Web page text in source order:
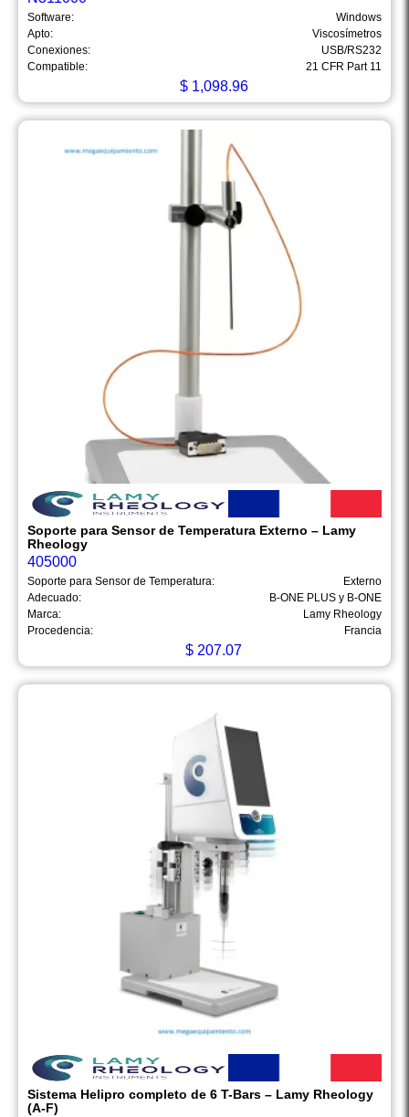
Software:
Windows
Apto:
Viscosímetros
Conexiones:
USB/RS232
Compatible:
21 CFR Part 11
$1,098.96
Soporte para Sensor de Temperatura Externo – Lamy
Rheology
405000
Soporte para Sensor de Temperatura:
Externo
Adecuado:
B-ONE PLUS y B-ONE
Marca:
Lamy Rheology
Procedencia:
Francia
$ 207.07
Sistema Helipro completo de 6 T-Bars – Lamy Rheology
(A-F)